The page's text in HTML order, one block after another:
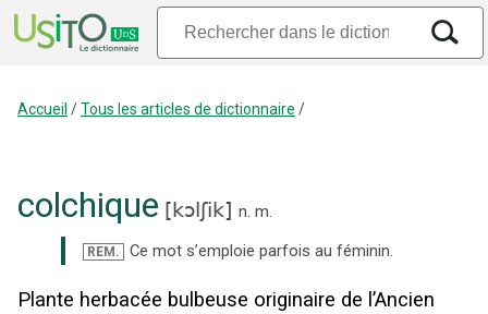
Accueil /Tous les articles de dictionnaire /
colchique [kɔlʃik] n. m.
REM. Ce mot s’emploie parfois au féminin.
Plante herbacée bulbeuse originaire de l’Ancien